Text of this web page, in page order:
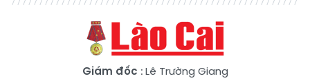
Giám đốc : Lê Trường Giang